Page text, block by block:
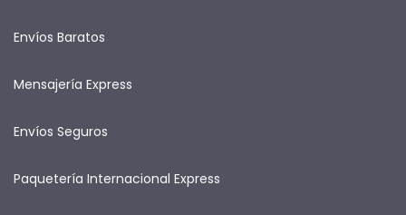
Envíos Baratos
Mensajería Express
Envíos Seguros
Paquetería Internacional Express